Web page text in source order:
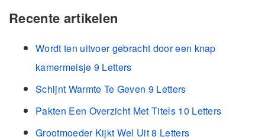
Recente artikelen
Wordt ten uitvoer gebracht door een knap
kamermeisje 9 Letters
Schijnt Warmte Te Geven 9 Letters
Pakten Een Overzicht Met Titels 10 Letters
Grootmoeder Kijkt Wel Uit 8 Letters